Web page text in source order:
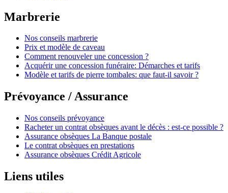
Marbrerie
Nos conseils marbrerie
Prix et modèle de caveau
Comment renouveler une concession ?
Acquérir une concession funéraire: Démarches et tarifs
Modèle et tarifs de pierre tombales: que faut-il savoir ?
Prévoyance / Assurance
Nos conseils prévoyance
Racheter un contrat obsèques avant le décès : est-ce possible ?
Assurance obsèques La Banque postale
Le contrat obsèques en prestations
Assurance obsèques Crédit Agricole
Liens utiles